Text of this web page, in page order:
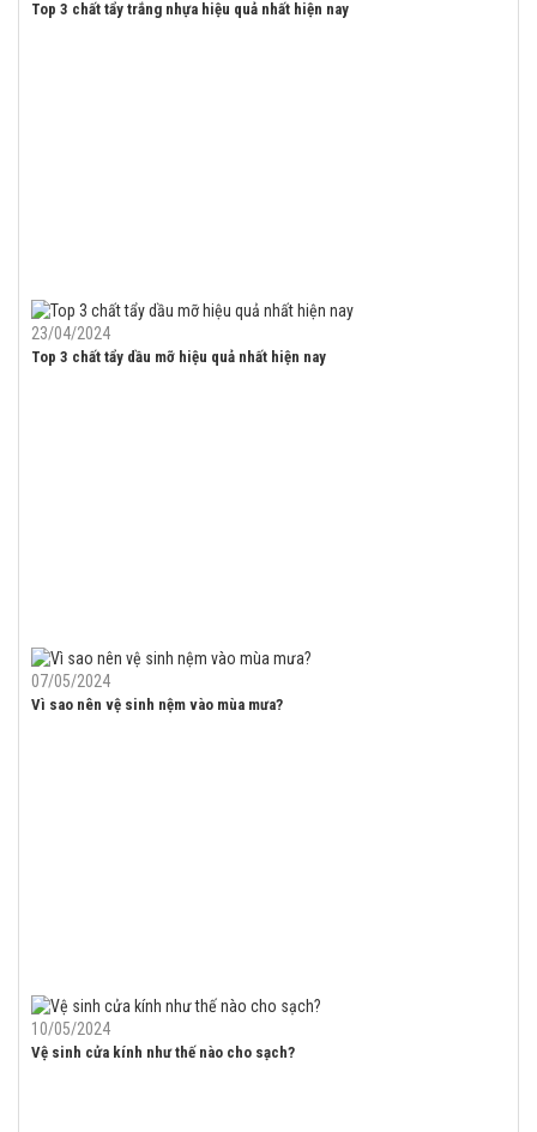
Top 3 chất tẩy trắng nhựa hiệu quả nhất hiện nay
23/04/2024
Top 3 chất tẩy dầu mỡ hiệu quả nhất hiện nay
07/05/2024
Vì sao nên vệ sinh nệm vào mùa mưa?
10/05/2024
Vệ sinh cửa kính như thế nào cho sạch?